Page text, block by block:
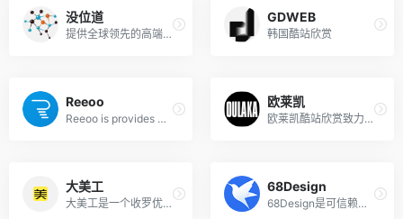
没位道
提供全球领先的高端网站UI/UX, 移动端界面设计,基于商业化的HTML5移动和Web产品
GDWEB
韩国酷站欣赏
Reeoo
Reeoo is provides web design inspiration and website gallery for web designers, and they can show best website design case on the Reeoo. Reeoo为设计师提供网页设计灵感和……
欧莱凯
欧莱凯酷站欣赏致力于分享国内外优秀网页设计师作品,为网页设计师提供创意设计灵感!
大美工
大美工是一个收罗优秀网页设计、电商设计、网店设计、平面设计、UI设计灵感地，还有很多优质干货素材下载。
68Design
68Design是可信赖的设计师自由工作平台，拥有130万设计师，雇主可以包月或按小按时雇佣设计师，在线考勤办公，让用人成本节省50%。